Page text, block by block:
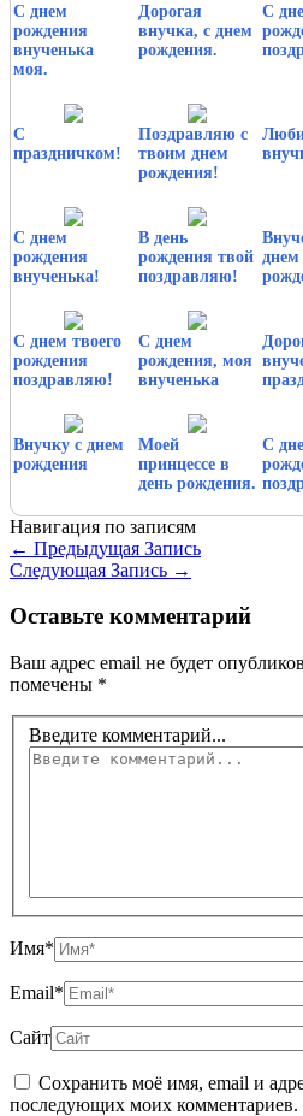
С днем
рождения
внученька
моя.
Дорогая
внучка, с днем
рождения.
С
С
праздничком!
Поздравляю с
твоим днем
рождения!
С днем
рождения
внученька!
В день
рождения твой
поздравляю!
днем
С днем твоего
рождения
поздравляю!
С днем
рождения, моя
внученька
Внучку с днем
рождения
Моей
принцессе в
день рождения.
С
Навигация по записям
← Предыдущая Запись
Следующая Запись →
Оставьте комментарий
Ваш адрес email не будет
помечены *
Введите комментарий...
Имя*
Email*
Сайт
Сохранить моё имя, email и
последующих моих комментариев.